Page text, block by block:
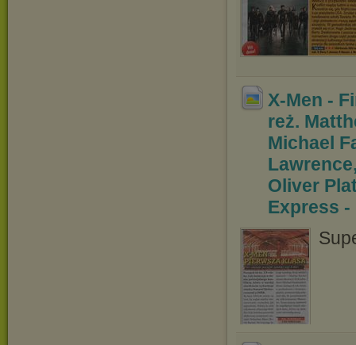
X-Men -
reż. Mat
Michael
Oliver P
Express -